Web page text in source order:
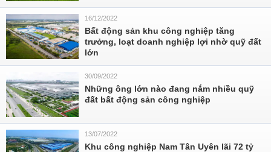
16/12/2022
Bất động sản khu công nghiệp tăng
trưởng, loạt doanh nghiệp lợi nhờ quỹ đất
lớn
30/09/2022
Những ông lớn nào đang nắm nhiều quỹ
đất bất động sản công nghiệp
13/07/2022
Khu công nghiệp Nam Tân Uyên lãi 72 tỷ